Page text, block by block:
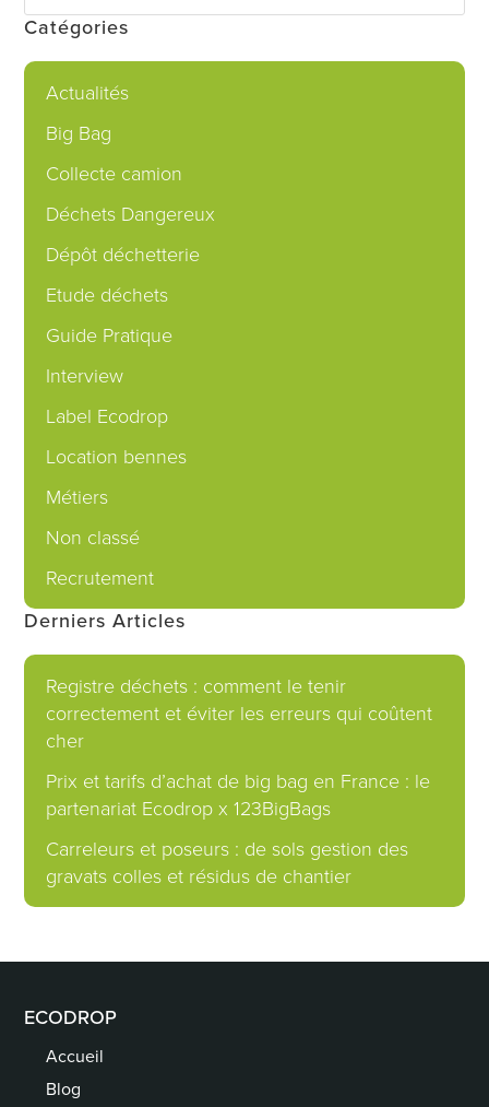
Catégories
Actualités
Big Bag
Collecte camion
Déchets Dangereux
Dépôt déchetterie
Etude déchets
Guide Pratique
Interview
Label Ecodrop
Location bennes
Métiers
Non classé
Recrutement
Derniers Articles
Registre déchets : comment le tenir
correctement et éviter les erreurs qui coûtent
cher
Prix et tarifs d’achat de big bag en France : le
partenariat Ecodrop x 123BigBags
Carreleurs et poseurs : de sols gestion des
gravats colles et résidus de chantier
ECODROP
Accueil
Blog